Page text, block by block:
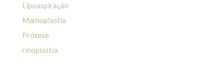
Lipoaspiração
Mamoplastia
Prótese
rinoplastia